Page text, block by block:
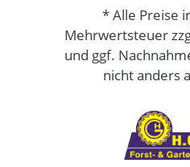
* Alle Preise
Mehrwertsteuer
und ggf.
nicht anders